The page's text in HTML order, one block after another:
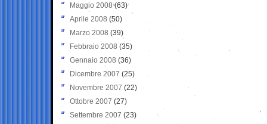
Maggio 2008(63)
Aprile 2008 (50)
Marzo 2008 (39)
Febbraio 2008 (35)
Gennaio 2008 (36)
Dicembre 2007 (25)
Novembre 2007 (22)
Ottobre 2007 (27)
Settembre 2007 (23)